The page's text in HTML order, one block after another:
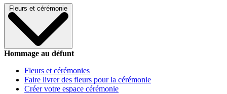
Fleurs et cérémonie
Hommage au défunt
Fleurs et cérémonies
Faire livrer des fleurs pour la cérémonie
Créer votre espace cérémonie